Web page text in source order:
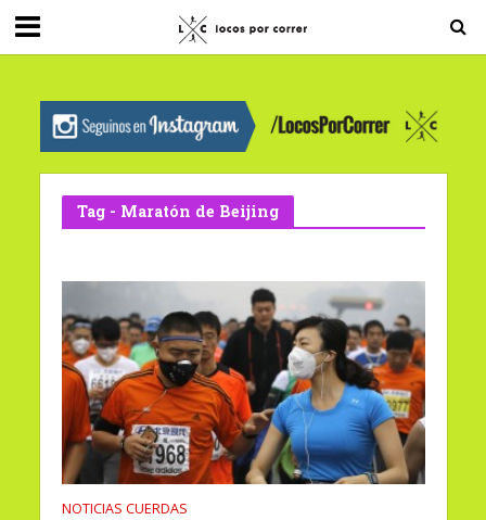
G-0X2PD3RFLV
Tag - Maratón de Beijing
NOTICIAS CUERDAS